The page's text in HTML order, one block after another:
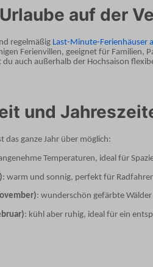
auf der
regelmäßig Last-Minute-Ferienhäuser
Ferienvillen, geeignet für Familien,
auch außerhalb der Hochsaison
und
das ganze Jahr über möglich:
Temperaturen, ideal für
: warm und sonnig, perfekt für
: wunderschön gefärbte
: kühl aber ruhig, ideal für ein